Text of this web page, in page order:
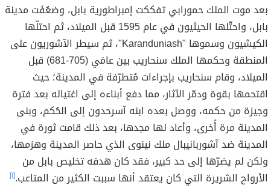
بعد موت الملك حمورابي تفككت إمبراطورية بابل، وضعُفَت مدينة
بابل، واحتّلها الحيثيون في عام 1595 قبل الميلاد، ثم احتلّها
الكيشيون وسموها "Karanduniash"، ثم سيطر الآشوريون على
المنطقة وحكمها الملك سنحاريب بين عامَي (705-681) قبل
الميلاد، وقام سنحاريب بإجراءات مُتطرّفة في المدينة؛ حيث
اقتحمها بقوة ودمّر الآثار، مما دفع أبناءه إلى اغتياله بعد فترة
وجيزة من حكمه، ووصل بعده ابنه آسرحدون إلى الحُكم، وبنى
المدينة مرة أُخرى، وأعاد لها مجدها، بعد ذلك قامت ثورة في
المدينة ضد آشوربانيبال ملك نينوى الذي حاصر المدينة وهزمها،
ولكن لم يضرّها إلى حد كبير، فقد كان هدفه تخليص بابل من
الأرواح الشريرة التي كان يعتقد أنها سببت الكثير من المتاعب.[١]